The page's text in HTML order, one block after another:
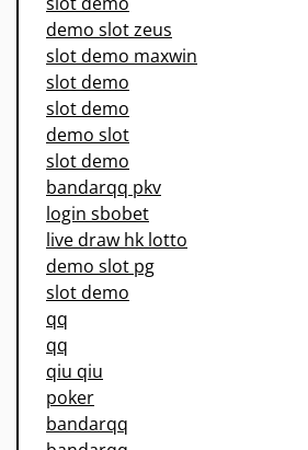
demo slot zeus
slot demo maxwin
slot demo
slot demo
demo slot
slot demo
bandarqq pkv
login sbobet
live draw hk lotto
demo slot pg
slot demo
qq
qq
qiu qiu
poker
bandarqq